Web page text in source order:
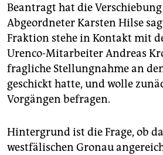
Beantragt hat die
Abgeordneter Karsten Hilse
Fraktion stehe in Kontakt mit
Urenco-Mitarbeiter Andreas
fragliche Stellungnahme an
geschickt hatte, und wolle
Vorgängen befragen.
Hintergrund ist die Frage, ob
westfälischen Gronau